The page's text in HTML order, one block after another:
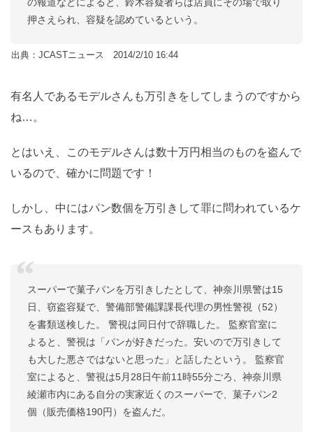
の報道などによると、鈴木容疑者らは店員にその場で取り
押さえられ、容疑を認めているという。
出典：JCASTニュース 2014/2/10 16:44
有名人であるモデルさんも万引きをしてしまうのですから
ね…。
とはいえ、このモデルさんは数十万円相当のものを盗んで
いるので、確かに問題です！
しかし、中にはパン数個を万引きして罪に問われているケ
ースもあります。
スーパーで菓子パンを万引きしたとして、神奈川県警は15
日、窃盗容疑で、警備部警備課課長代理の男性警視（52）
を書類送検した。 警視は同日付で辞職した。 監察官室に
よると、警視は「パンが好きだった。安いので万引きして
も大した悪さではないと思った」と話したという。 監察官
室によると、警視は5月28日午前11時55分ごろ、神奈川県
綾瀬市内にある自分の実家近くのスーパーで、菓子パン2
個（販売価格190円）を盗んだ。